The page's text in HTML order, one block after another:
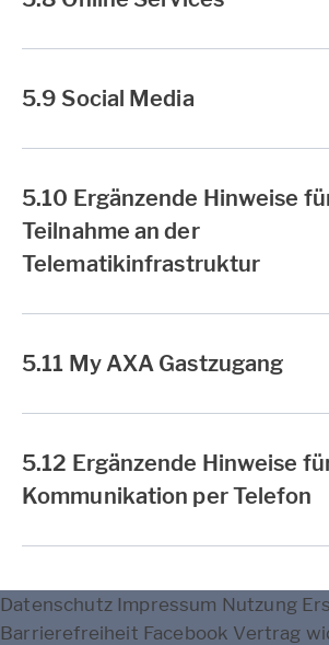
5.9 Social Media
5.10 Ergänzende Hinweise
Teilnahme an der
Telematikinfrastruktur
5.11 My AXA Gastzugang
5.12 Ergänzende Hinweise
Kommunikation per Telefon
Datenschutz Impressum Nutzung
Barrierefreiheit Facebook Vertrag